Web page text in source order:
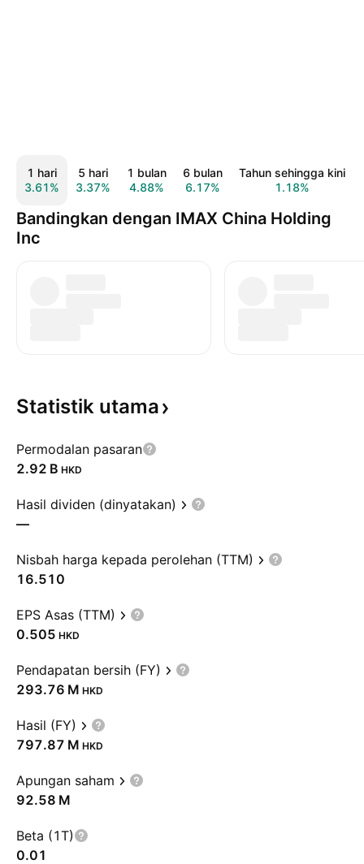
1 hari
3.61%
5 hari
3.37%
1 bulan
4.88%
6 bulan
6.17%
Tahun sehingga kini
1.18%
Bandingkan dengan IMAX China Holding
Inc
Statistik utama
Permodalan pasaran
‪2.92 B‬ HKD
Hasil dividen (dinyatakan)
—
Nisbah harga kepada perolehan (TTM)
16.510
EPS Asas (TTM)
0.505 HKD
Pendapatan bersih (FY)
‪293.76 M‬ HKD
Hasil (FY)
‪797.87 M‬ HKD
Apungan saham
‪92.58 M‬
Beta (1T)
0.01